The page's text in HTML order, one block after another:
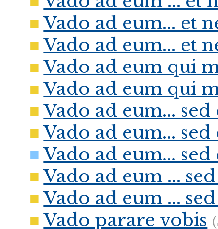
Vado ad eum... et
Vado ad eum... et
Vado ad eum qui
Vado ad eum qui
Vado ad eum... sed
Vado ad eum... sed
Vado ad eum... sed
Vado ad eum ...
Vado ad eum ...
Vado parare vobis